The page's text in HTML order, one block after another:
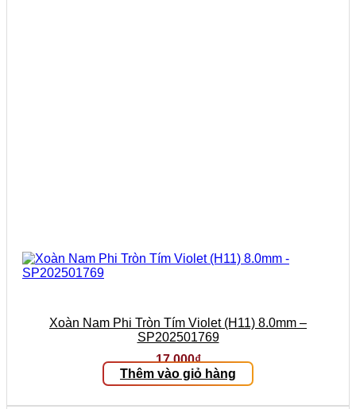
Xoàn Nam Phi Tròn Tím Violet (H11) 8.0mm –
SP202501769
17.000₫
Thêm vào giỏ hàng